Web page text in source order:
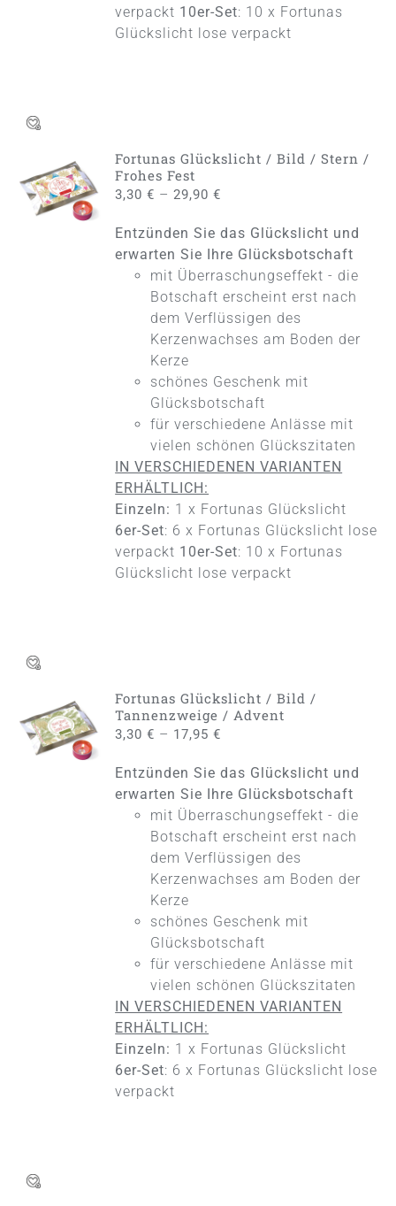
verpackt 10er-Set: 10 x Fortunas
Glückslicht lose verpackt
AUSFÜHRUNG
WÄHLEN
DIESES
PRODUKT
MEHRERE
PRODUKTSEITE
/
DETAILS
Fortunas Glückslicht / Bild / Stern /
Frohes Fest
3,30€ –29,90€
Entzünden Sie das Glückslicht und
erwarten Sie Ihre Glücksbotschaft
mit Überraschungseffekt - die
Botschaft erscheint erst nach
dem Verflüssigen des
Kerzenwachses am Boden der
Kerze
schönes Geschenk mit
Glücksbotschaft
für verschiedene Anlässe mit
vielen schönen Glückszitaten
IN VERSCHIEDENEN VARIANTEN
ERHÄLTLICH:
Einzeln: 1 x Fortunas Glückslicht
6er-Set: 6 x Fortunas Glückslicht lose
verpackt 10er-Set: 10 x Fortunas
Glückslicht lose verpackt
AUSFÜHRUNG
WÄHLEN
DIESES
PRODUKT
MEHRERE
PRODUKTSEITE
/
DETAILS
Fortunas Glückslicht / Bild /
Tannenzweige / Advent
3,30€ – 17,95€
Entzünden Sie das Glückslicht und
erwarten Sie Ihre Glücksbotschaft
mit Überraschungseffekt - die
Botschaft erscheint erst nach
dem Verflüssigen des
Kerzenwachses am Boden der
Kerze
schönes Geschenk mit
Glücksbotschaft
für verschiedene Anlässe mit
vielen schönen Glückszitaten
IN VERSCHIEDENEN VARIANTEN
ERHÄLTLICH:
Einzeln: 1 x Fortunas Glückslicht
6er-Set: 6 x Fortunas Glückslicht lose
verpackt